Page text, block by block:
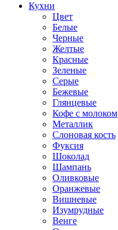
Кухни
Цвет
Белые
Черные
Желтые
Красные
Зеленые
Серые
Бежевые
Глянцевые
Кофе с молоком
Металлик
Слоновая кость
Фуксия
Шоколад
Шампань
Оливковые
Оранжевые
Вишневые
Изумрудные
Венге